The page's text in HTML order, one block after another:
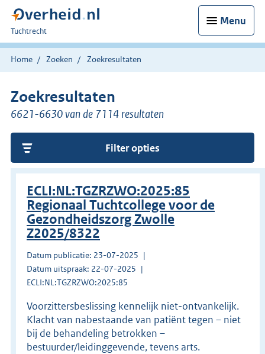
Menu
U
bent
hier:
Tuchtrecht
Home Zoeken Zoekresultaten
Zoekresultaten
6621-6630 van de 7114 resultaten
Filter opties
ECLI:NL:TGZRZWO:2025:85
Regionaal Tuchtcollege voor de
Gezondheidszorg Zwolle
Z2025/8322
Datum publicatie: 23-07-2025
Datum uitspraak: 22-07-2025
ECLI:NL:TGZRZWO:2025:85
Voorzittersbeslissing kennelijk niet-ontvankelijk.
Klacht van nabestaande van patiënt tegen – niet
bij de behandeling betrokken –
bestuurder/leidinggevende, tevens arts.